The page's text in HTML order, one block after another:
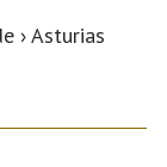
› Asturias